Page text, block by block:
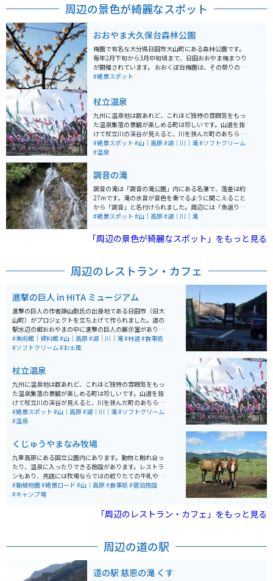
周辺の景色が綺麗なスポット
おおやま大久保台森林公園
梅園で有名な大分県日田市大山町にある森林公園です。
毎年2月下旬から3月中旬頃まで、日田おおやま梅まつり
が開催されています。 おおくぼ台梅園は、その祭りのメ
イン会場です。駐車場に停めて、梅の花がさく梅園の中
#絶景スポット
杖立温泉
九州に温泉地は数あれど、これほど独特の雰囲気をもっ
た温泉集落の景観が楽しめる町は珍しいです。山道を抜
けて杖立川の渓谷が見えると、川を挟んだ町のあちらこ
ちらからのぼり立つ湯けむり。美しい川のせせらぎが旅
情をかきたてます。はるか昔から泉質の良さが評判とな
の奥座敷」として歓楽街としての賑わいを見せていまし
た。
#絶景スポット #山｜高原#湖｜川｜滝#ソフトクリーム
#温泉
調音の滝
調音の滝は「調音の滝公園」内にある名瀑で、落差は約
27mです。滝の水音が音色を奏でるように聞こえること
から「調音」と名付けられました。周辺には「魚返りの
滝」や「斧淵の滝」もあり、総称して「巨瀬の三滝」と
の自然がとても綺麗で、滝の涼やかな水音には癒されま
す。夏の流水プールや地元特産品店などがあるこの公園
日田市観光の寄り道などで行くのもオススメです。
#絶景スポット #山｜高原#湖｜川｜滝
「周辺の景色が綺麗なスポット」をもっと見る
周辺のレストラン・カフェ
進撃の巨人 in HITA ミュージアム
進撃の巨人の作者諫山創氏の出身地である日田市（旧大
山町）がプロジェクトを立ち上げて作られました。道の
駅水辺の郷おおやまの中に進撃の巨人の展示室があり、
無料で閲覧できます。地元の物産品、食事処もあります
が、作者が働いていた「想夫恋」という焼きそば屋があ
#美術館｜資料館#山｜高原#湖｜川｜滝#林道#食事処
#ソフトクリーム#お土産
杖立温泉
九州に温泉地は数あれど、これほど独特の雰囲気をもっ
た温泉集落の景観が楽しめる町は珍しいです。山道を抜
けて杖立川の渓谷が見えると、川を挟んだ町のあちらこ
ちらからのぼり立つ湯けむり。美しい川のせせらぎが旅
情をかきたてます。はるか昔から泉質の良さが評判とな
の奥座敷」として歓楽街としての賑わいを見せていまし
た。
#絶景スポット #山｜高原#湖｜川｜滝#ソフトクリーム
#温泉
くじゅうやまなみ牧場
九重高原にある国立公園内にあります。動物と触れ合っ
たり、温泉に入ったりできる施設があります。レストラ
ンもあり、売店には牧場ならではの絞りたての牛乳や乳
製品が多数販売されてます。季節によって期間限定の体
験が出来たりとアクティビティも充実してます。
#動植物園#絶景ロード #山｜高原#食事処 #宿泊施設
#キャンプ場
「周辺のレストラン・カフェ」をもっと見る
周辺の道の駅
道の駅 慈恩の滝 くす